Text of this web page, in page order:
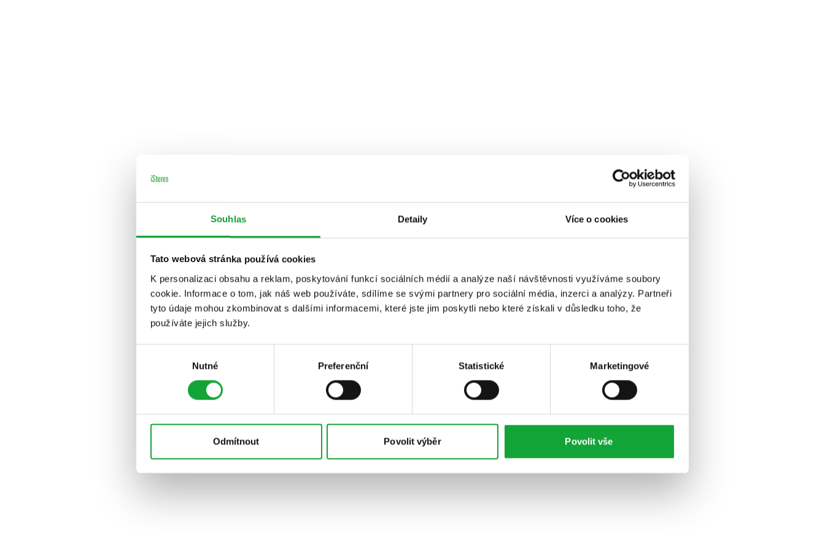
Souhlas Detaily Více o cookies
Tato webová stránka používá cookies
K personalizaci obsahu a reklam, poskytování funkcí sociálních médií a analýze naší návštěvnosti využíváme soubory
cookie. Informace o tom, jak náš web používáte, sdílíme se svými partnery pro sociální média, inzerci a analýzy. Partneři
tyto údaje mohou zkombinovat s dalšími informacemi, které jste jim poskytli nebo které získali v důsledku toho, že
používáte jejich služby.
Nutné Preferenční Statistické Marketingové
Odmítnout Povolit výběr Povolit vše